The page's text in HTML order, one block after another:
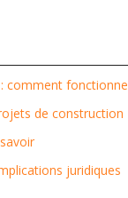
comment
de construction
juridiques